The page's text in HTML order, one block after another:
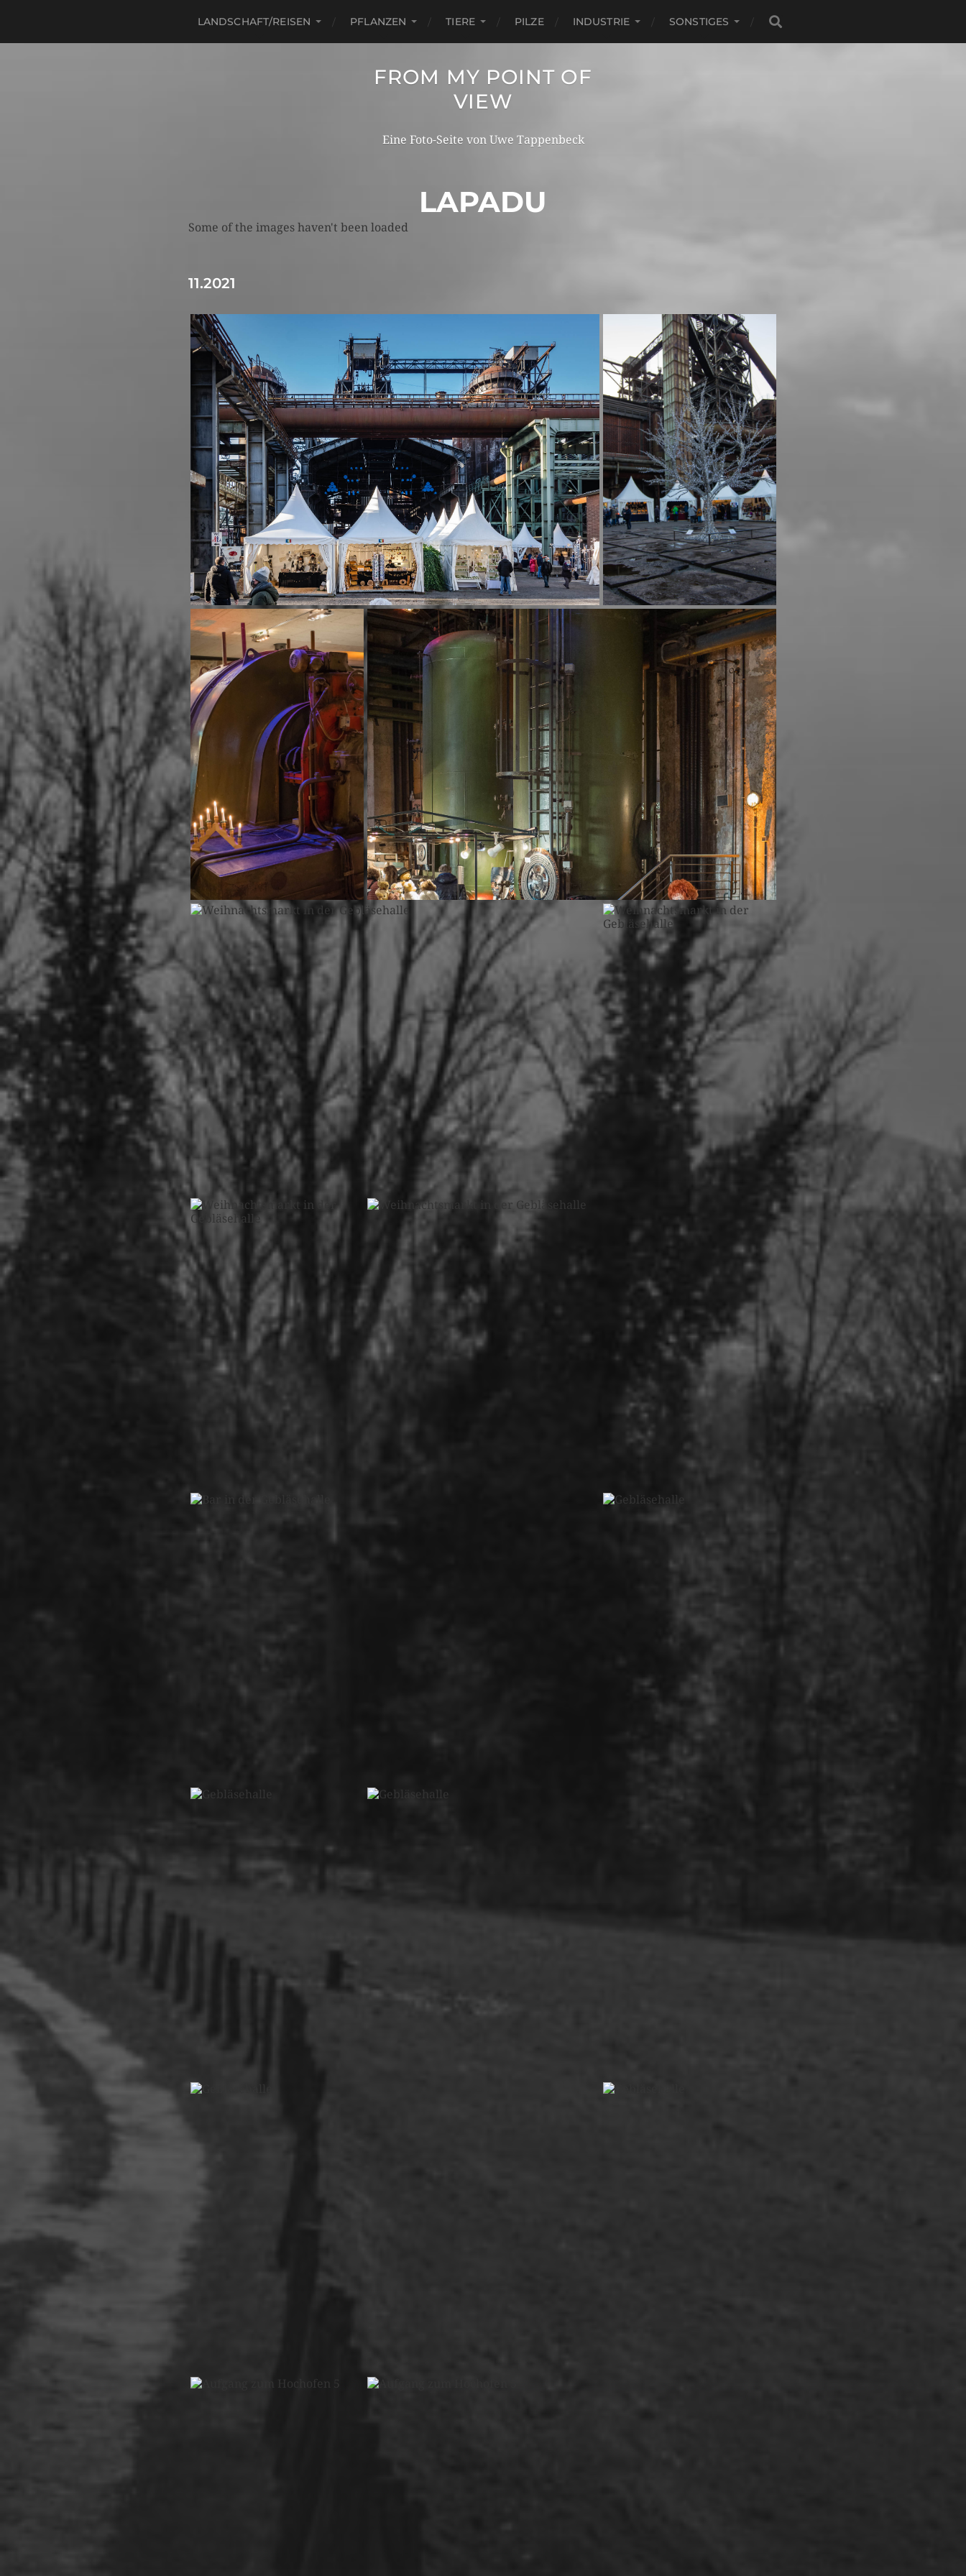
LANDSCHAFT/REISEN PFLANZEN TIERE PILZE INDUSTRIE SONSTIGES
FROM MY POINT OF
VIEW
Eine Foto-Seite von Uwe Tappenbeck
LAPADU
Some of the images haven't been loaded
11.2021